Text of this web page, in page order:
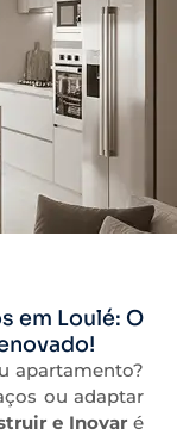
em Loulé: O
apartamento?
ou adaptar
e Inovar é